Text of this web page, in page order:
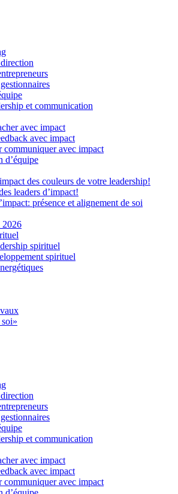
et communication
avec impact
avec impact
communiquer avec impact
d’équipe
des couleurs de votre leadership!
leaders d’impact!
présence et alignement de soi
2026
spirituel
spirituel
et communication
avec impact
avec impact
communiquer avec impact